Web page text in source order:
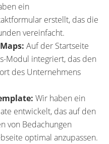
ein
erstellt, das die
vereinfacht.
Auf der Startseite
Modul integriert, das den
des Unternehmens
Wir haben ein
entwickelt, das auf den
von Bedachungen
optimal anzupassen.